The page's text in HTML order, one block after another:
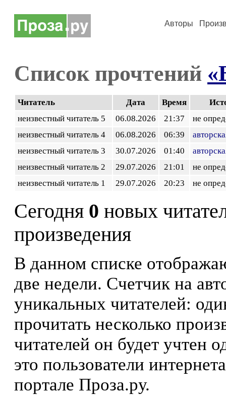
Авторы
Список прочтений
Читатель Дата Время
неизвестный читатель 5
06.08.2026 21:37
не
неизвестный читатель 4
06.08.2026 06:39
неизвестный читатель 3
30.07.2026 01:40
неизвестный читатель 2
29.07.2026 21:01
не
неизвестный читатель 1
29.07.2026 20:23 не
Сегодня 0 новых
произведения
В данном списке
две недели. Счетчик на
уникальных читателей:
прочитать несколько
читателей он будет учтен
это пользователи
портале Проза.ру.